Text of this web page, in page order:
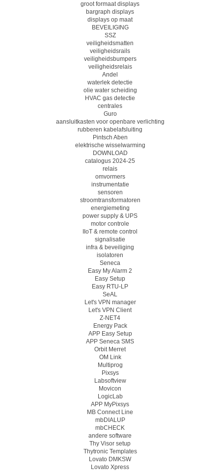
groot formaat displays
bargraph displays
displays op maat
BEVEILIGING
SSZ
veiligheidsmatten
veiligheidsrails
veiligheidsbumpers
veiligheidsrelais
Andel
waterlek detectie
olie water scheiding
HVAC gas detectie
centrales
Guro
aansluitkasten voor openbare verlichting
rubberen kabelafsluiting
Pintsch Aben
elektrische wisselwarming
DOWNLOAD
catalogus 2024-25
relais
omvormers
instrumentatie
sensoren
stroomtransformatoren
energiemeting
power supply & UPS
motor controle
IIoT & remote control
signalisatie
infra & beveiliging
isolatoren
Seneca
Easy My Alarm 2
Easy Setup
Easy RTU-LP
SeAL
Let's VPN manager
Let's VPN Client
Z-NET4
Energy Pack
APP Easy Setup
APP Seneca SMS
Orbit Merret
OM Link
Multiprog
Pixsys
Labsoftview
Movicon
LogicLab
APP MyPixsys
MB Connect Line
mbDIALUP
mbCHECK
andere software
Thy Visor setup
Thytronic Templates
Lovato DMKSW
Lovato Xpress